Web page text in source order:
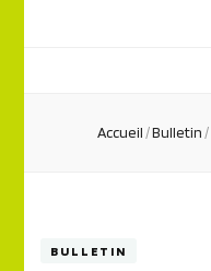
Accueil/Bulletin/
BULLETIN